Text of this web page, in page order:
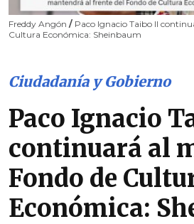
Freddy Angón / Paco Ignacio Taibo II
Cultura Económica: Sheinbaum
Ciudadanía y Gobierno
Paco Ignacio
continuará al
Fondo de
Económica: